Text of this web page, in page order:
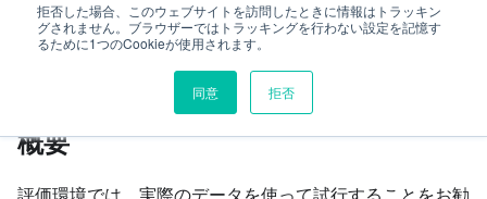
拒否した場合、このウェブサイトを訪問したときに情報はトラッキン
グされません。ブラウザーではトラッキングを行わない設定を記憶す
るために1つのCookieが使用されます。
同意 拒否
このページの見出し
試行運用の準備
概要